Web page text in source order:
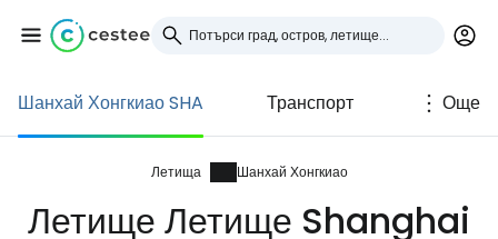
Шанхай Хонгкиао SHA Транспорт Още
Летища Шанхай Хонгкиао
Летище Летище Shanghai
Влезте в Cestee
... световната общност на туристите